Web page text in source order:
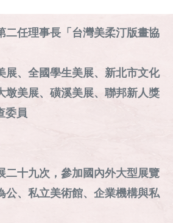
二任理事長「台灣美柔汀版畫協
展、全國學生美展、新北市文化
墩美展、磺溪美展、聯邦新人獎
委員
二十九次，參加國內外大型展覽
公、私立美術館、企業機構與私